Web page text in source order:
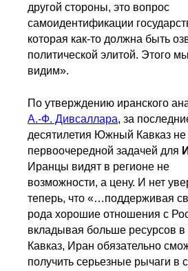
другой стороны, это вопрос
самоидентификации
которая как-то должна быть
политической элитой. Этого
видим».
По утверждению иранского
А.-Ф. Дивсаллара, за
десятилетия Южный Кавказ
первоочередной задачей для
Иранцы видят в регионе не
возможности, а цену. И нет
теперь, что «…поддерживая
рода хорошие отношения с
вкладывая больше ресурсов
Кавказ, Иран обязательно
получить серьезные рычаги в